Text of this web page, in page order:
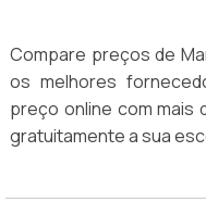
Compare preços de
os melhores
preço online com mais
gratuitamente a sua